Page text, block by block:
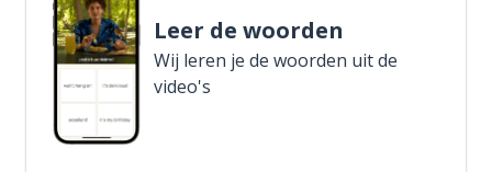
Leer de woorden
Wij leren je de woorden uit de
video's